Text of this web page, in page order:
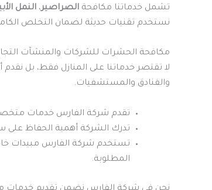
تشمل خدماتنا مكافحة الصراصير، النمل
نستخدم تقنيات حديثة لضمان التخلص
مكافحة الحشرات للشركات والمنشآت
لا تقتصر خدماتنا على المنازل فقط، بل
والفنادق والمستشفيات.
تقدم شركة الفارس خدمات
تدرك الشركة أهمية الحفاظ على
تستخدم شركة الفارس مبيدات
المطلوبة.